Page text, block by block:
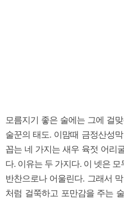
모름지기 좋은 술에는 그에 걸
술꾼의 태도. 이맘때 금정산성
꼽는 네 가지는 새우 육젓 어리
다. 이유는 두 가지다. 이 넷은
반찬으로나 어울린다. 그래서
처럼 걸쭉하고 포만감을 주는